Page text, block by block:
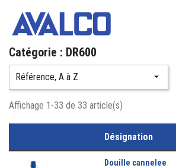
Catégorie : DR600
Référence, A à Z 
Affichage 1-33 de 33 article(s)
Désignation
Douille cannelee